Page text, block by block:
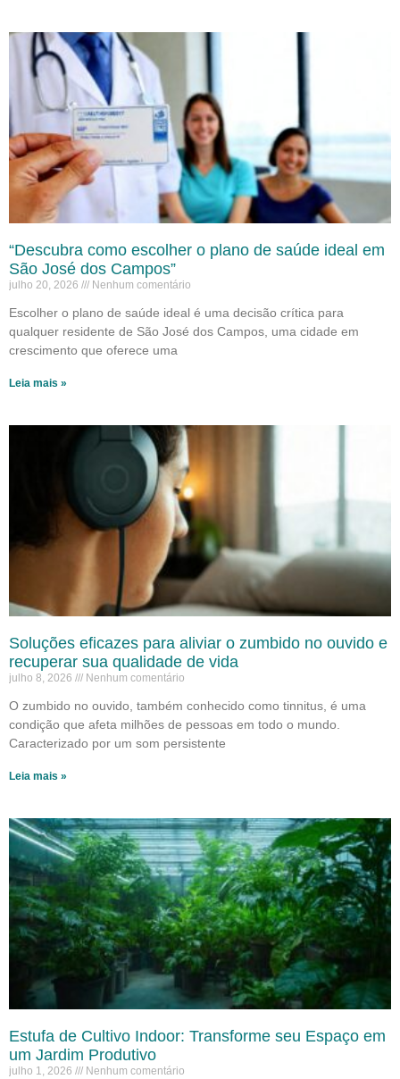
“Descubra como escolher o plano de saúde ideal em
São José dos Campos”
julho 20, 2026 Nenhum comentário
Escolher o plano de saúde ideal é uma decisão crítica para
qualquer residente de São José dos Campos, uma cidade em
crescimento que oferece uma
Leia mais »
Soluções eficazes para aliviar o zumbido no ouvido e
recuperar sua qualidade de vida
julho 8, 2026 Nenhum comentário
O zumbido no ouvido, também conhecido como tinnitus, é uma
condição que afeta milhões de pessoas em todo o mundo.
Caracterizado por um som persistente
Leia mais »
Estufa de Cultivo Indoor: Transforme seu Espaço em
um Jardim Produtivo
julho 1, 2026 Nenhum comentário